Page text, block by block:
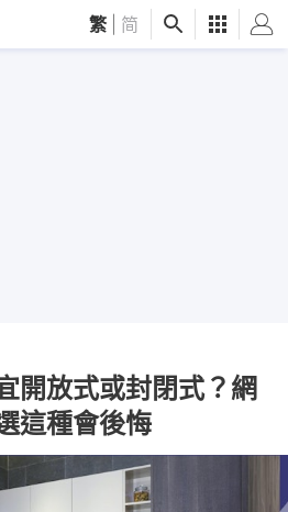
繁 简
開放式或封閉式？網
這種會後悔